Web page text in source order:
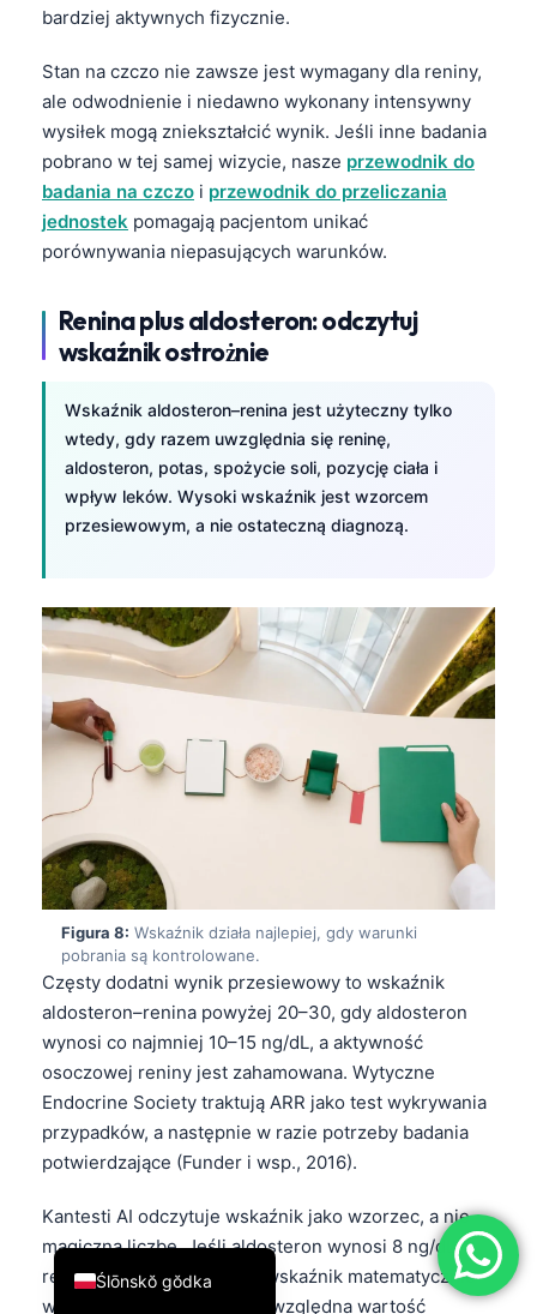
bardziej aktywnych fizycznie.
Stan na czczo nie zawsze jest wymagany dla reniny,
ale odwodnienie i niedawno wykonany intensywny
wysiłek mogą zniekształcić wynik. Jeśli inne badania
pobrano w tej samej wizycie, nasze przewodnik do
badania na czczo i przewodnik do przeliczania
jednostek pomagają pacjentom unikać
porównywania niepasujących warunków.
Renina plus aldosteron: odczytuj
wskaźnik ostrożnie
Wskaźnik aldosteron–renina jest użyteczny tylko
wtedy, gdy razem uwzględnia się reninę,
aldosteron, potas, spożycie soli, pozycję ciała i
wpływ leków. Wysoki wskaźnik jest wzorcem
przesiewowym, a nie ostateczną diagnozą.
Figura 8: Wskaźnik działa najlepiej, gdy warunki
pobrania są kontrolowane.
Częsty dodatni wynik przesiewowy to wskaźnik
aldosteron–renina powyżej 20–30, gdy aldosteron
wynosi co najmniej 10–15 ng/dL, a aktywność
osoczowej reniny jest zahamowana. Wytyczne
Endocrine Society traktują ARR jako test wykrywania
przypadków, a następnie w razie potrzeby badania
potwierdzające (Funder i wsp., 2016).
Kantesti AI odczytuje wskaźnik jako wzorzec, a nie
magiczną liczbę. Jeśli aldosteron wynosi 8 ng/dL, a
renina 0,1 ng/mL/godzinę, wskaźnik matematycznie
wygląda na wysoki, ale bezwzględna wartość
Ślōnskŏ gŏdka
English
العربية
Français
עִבְרִית
Italiano
Español
Português
Ελληνικά
Türkçe
Română
فارسی
Български
Dansk
Nederlands
हिन्दी
Հայերեն
Íslenska
Српски језик
Svenska
Azərbaycan dili
日本語
Čeština
ქართული
Русский
Lietuvių kalba
한국어